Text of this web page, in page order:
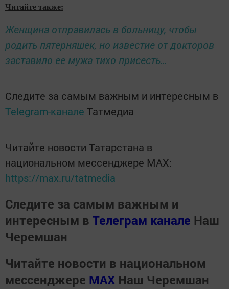
Читайте также:
Женщина отправилась в больницу, чтобы
родить пятерняшек, но известие от докторов
заставило ее мужа тихо присесть…
Следите за самым важным и интересным в
Telegram-канале Татмедиа
Читайте новости Татарстана в
национальном мессенджере MАХ:
https://max.ru/tatmedia
Следите за самым важным и
интересным в Телеграм канале Наш
Черемшан
Читайте новости в национальном
мессенджере MАХ Наш Черемшан